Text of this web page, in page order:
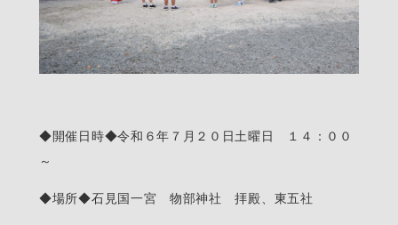
◆開催日時◆令和６年７月２０日土曜日 １４：００
～
◆場所◆石見国一宮 物部神社 拝殿、東五社